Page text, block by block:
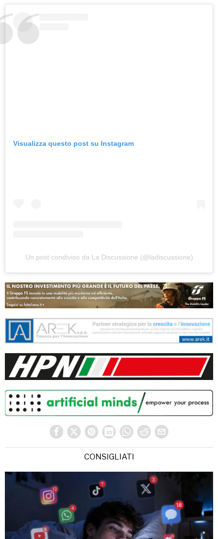
Visualizza questo post su Instagram
Un post condiviso da La Discussione (@ladiscussione)
CONSIGLIATI